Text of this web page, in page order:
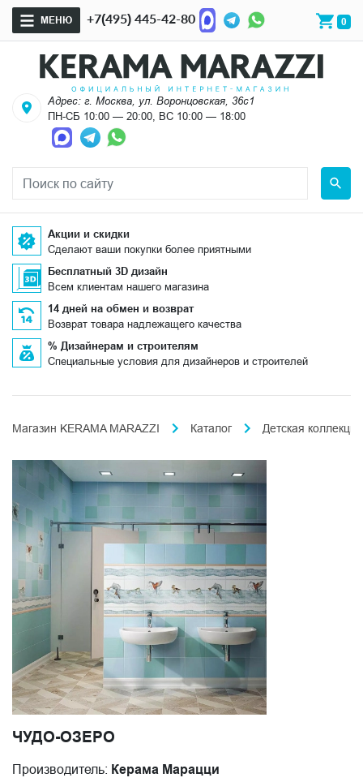
МЕНЮ +7(495) 445-42-80 0
Адрес: г. Москва, ул. Воронцовская, 36с1
ПН-СБ 10:00 — 20:00, ВС 10:00 — 18:00
Акции и скидки
Сделают ваши покупки более приятными
Бесплатный 3D дизайн
Всем клиентам нашего магазина
14 дней на обмен и возврат
Возврат товара надлежащего качества
% Дизайнерам и строителям
Специальные условия для дизайнеров и строителей
Магазин KERAMA MARAZZI Каталог Детская коллекция
ЧУДО-ОЗЕРО
Производитель: Керама Марацци